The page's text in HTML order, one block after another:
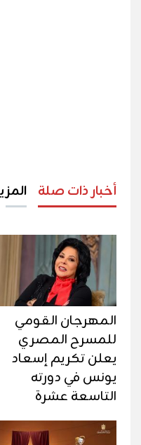
أخبار ذات صلة
المهرجان القومي
للمسرح المصري
يعلن تكريم إسعاد
يونس في دورته
التاسعة عشرة